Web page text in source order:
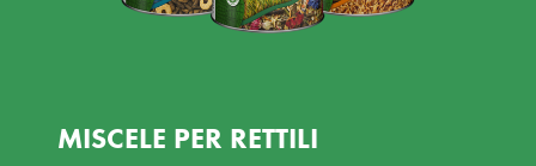
MISCELE PER RETTILI